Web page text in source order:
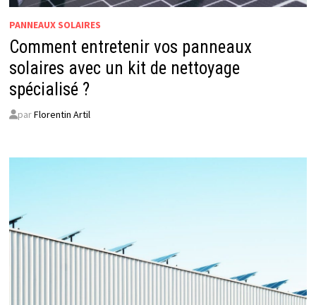
PANNEAUX SOLAIRES
Comment entretenir vos panneaux
solaires avec un kit de nettoyage
spécialisé ?
parFlorentin Artil